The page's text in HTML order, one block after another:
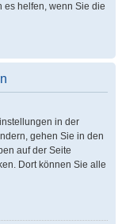
es helfen, wenn Sie die
in der
gehen Sie in den
auf der Seite
Dort können Sie alle